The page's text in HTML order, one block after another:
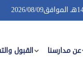
2026/08/09
عن مدارسنا القبول